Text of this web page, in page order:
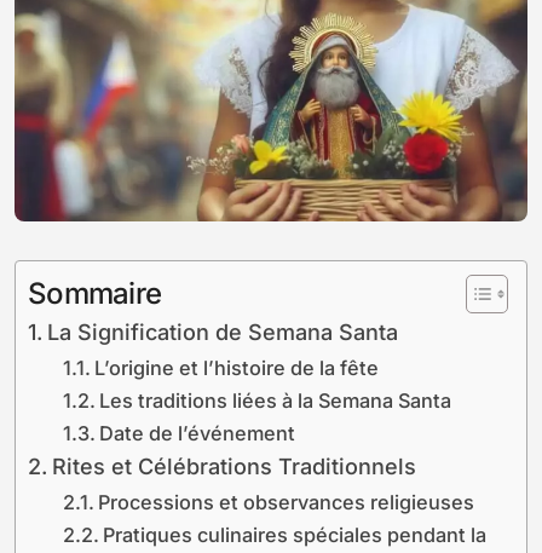
Sommaire
La Signification de Semana Santa
L’origine et l’histoire de la fête
Les traditions liées à la Semana Santa
Date de l’événement
Rites et Célébrations Traditionnels
Processions et observances religieuses
Pratiques culinaires spéciales pendant la